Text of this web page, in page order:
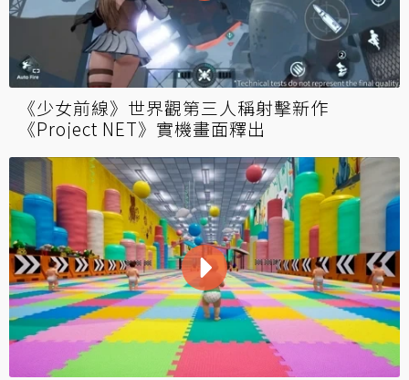
《少女前線》世界觀第三人稱射擊新作
《Project NET》實機畫面釋出